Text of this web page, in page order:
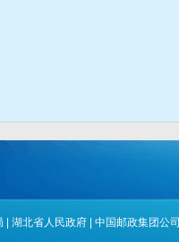
湖北省人民政府| 中国邮政集团公司